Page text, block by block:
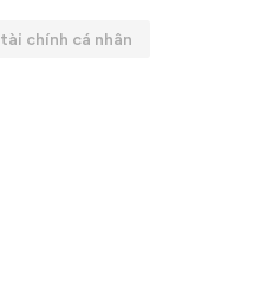
tài chính cá nhân